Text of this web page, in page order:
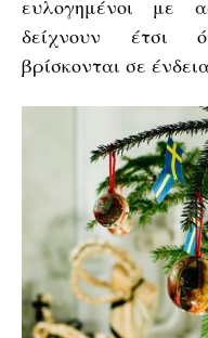
ευλογημένοι με
δείχνουν έτσι
βρίσκονται σε